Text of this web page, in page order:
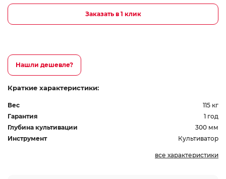
Заказать в 1 клик
Нашли дешевле?
Краткие характеристики:
Вес
115 кг
Гарантия
1 год
Глубина культивации
300 мм
Инструмент
Культиватор
все характеристики